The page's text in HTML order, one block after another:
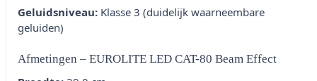
Geluidsniveau: Klasse 3 (duidelijk waarneembare
geluiden)
Afmetingen – EUROLITE LED CAT-80 Beam Effect